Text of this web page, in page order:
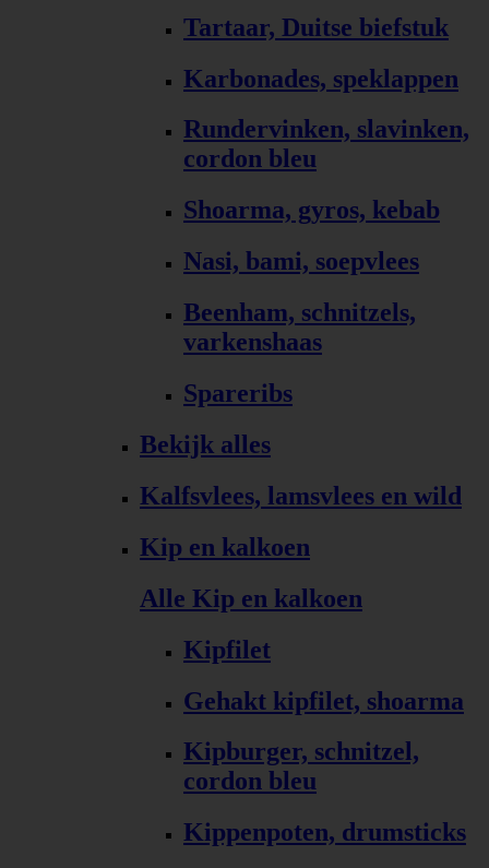
Tartaar, Duitse biefstuk
Karbonades, speklappen
Rundervinken, slavinken,
cordon bleu
Shoarma, gyros, kebab
Nasi, bami, soepvlees
Beenham, schnitzels,
varkenshaas
Spareribs
Bekijk alles
Kalfsvlees, lamsvlees en wild
Kip en kalkoen
Alle Kip en kalkoen
Kipfilet
Gehakt kipfilet, shoarma
Kipburger, schnitzel,
cordon bleu
Kippenpoten, drumsticks